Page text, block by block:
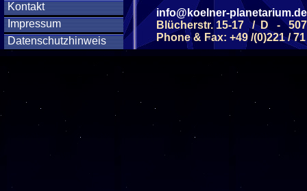
Kontakt
Impressum
Datenschutzhinweis
(ab 8 J.)
Diese
Klicken Sie Hier
Diese
info@koelner-planetarium.de
Blücherstr. 15-17 / D -
Phone & Fax: +49 /(0)221 /